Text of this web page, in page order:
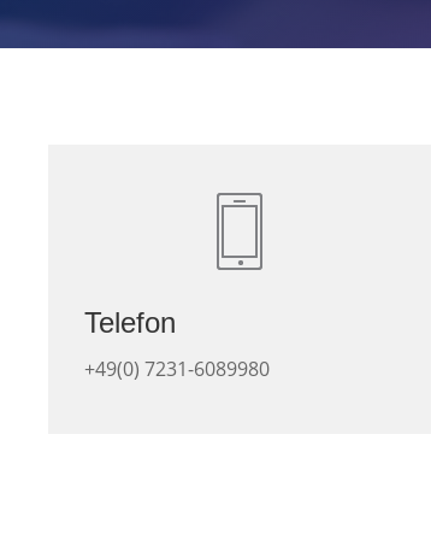
Telefon
+49(0) 7231-6089980